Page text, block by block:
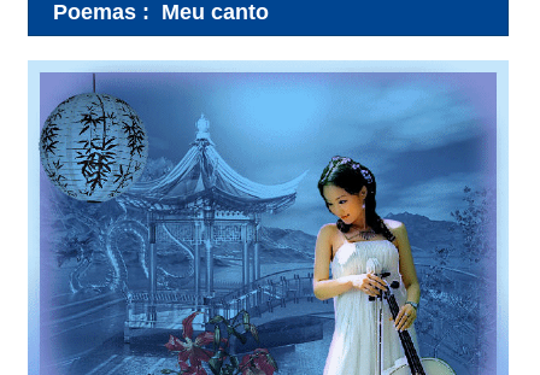
Poemas : Meu canto